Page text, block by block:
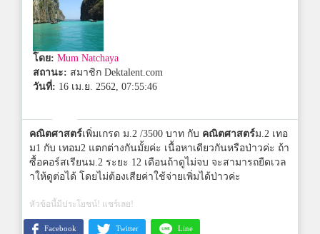
โดย: Mum Natchaya
สถานะ: สมาชิก Dektalent.com
วันที่: 16 เม.ย. 2562, 07:55:46
คณิตศาสตร์เพิ่มเกรด ม.2 /3500 บาท กับ คณิตศาสตร์ม.2 เทอ
ม1 กับ เทอม2 แตกต่างกันมั้ยค่ะ เนื้อหาเดียวกันหรือป่าวค่ะ ถ้า
ซื้อคอร์สเรียนม.2 ระยะ 12 เดือนถ้าดูไม่จบ จะสามารถยืดเวล
าให้ดูต่อได้ โดยไม่ต้องเสียค่าใช้จ่ายเพิ่มได้ป่าวค่ะ
หัวข้อนี้มีประโยชน์! แชร์เลย!
Facebook Twitter Line